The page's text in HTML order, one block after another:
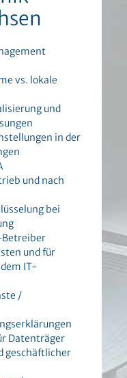
vs. lokale
und
in der
und nach
bei
und für
IT-
/
Datenträger
geschäftlicher